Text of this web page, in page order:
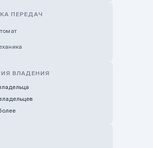
Nurly Zhol
Astana
ПЕРЕДАЧ
ВЛАДЕНИЯ